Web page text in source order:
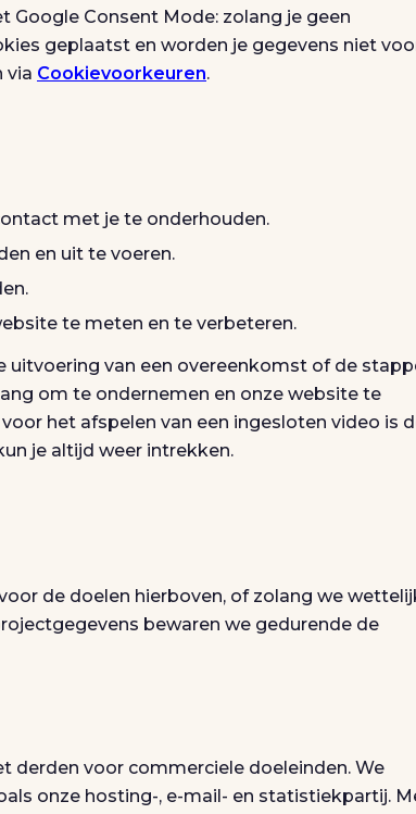
Google Consent Mode: zolang je geen
geplaatst en worden je gegevens niet
via Cookievoorkeuren.
met je te onderhouden.
en uit te voeren.
te meten en te verbeteren.
van een overeenkomst of de
om te ondernemen en onze website te
het afspelen van een ingesloten video is
je altijd weer intrekken.
de doelen hierboven, of zolang we
bewaren we gedurende de
derden voor commerciele doeleinden. We
onze hosting-, e-mail- en statistiekpartij.